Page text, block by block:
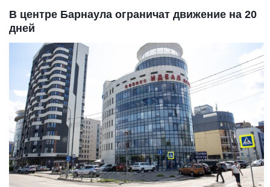
В центре Барнаула ограничат движение на 20
дней